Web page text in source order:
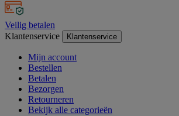
Veilig betalen
Klantenservice
Klantenservice
Mijn account
Bestellen
Betalen
Bezorgen
Retourneren
Bekijk alle categorieën